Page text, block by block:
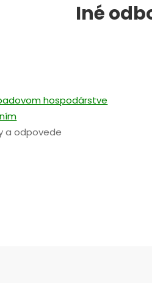
Iné
hospodárstve
a odpovede